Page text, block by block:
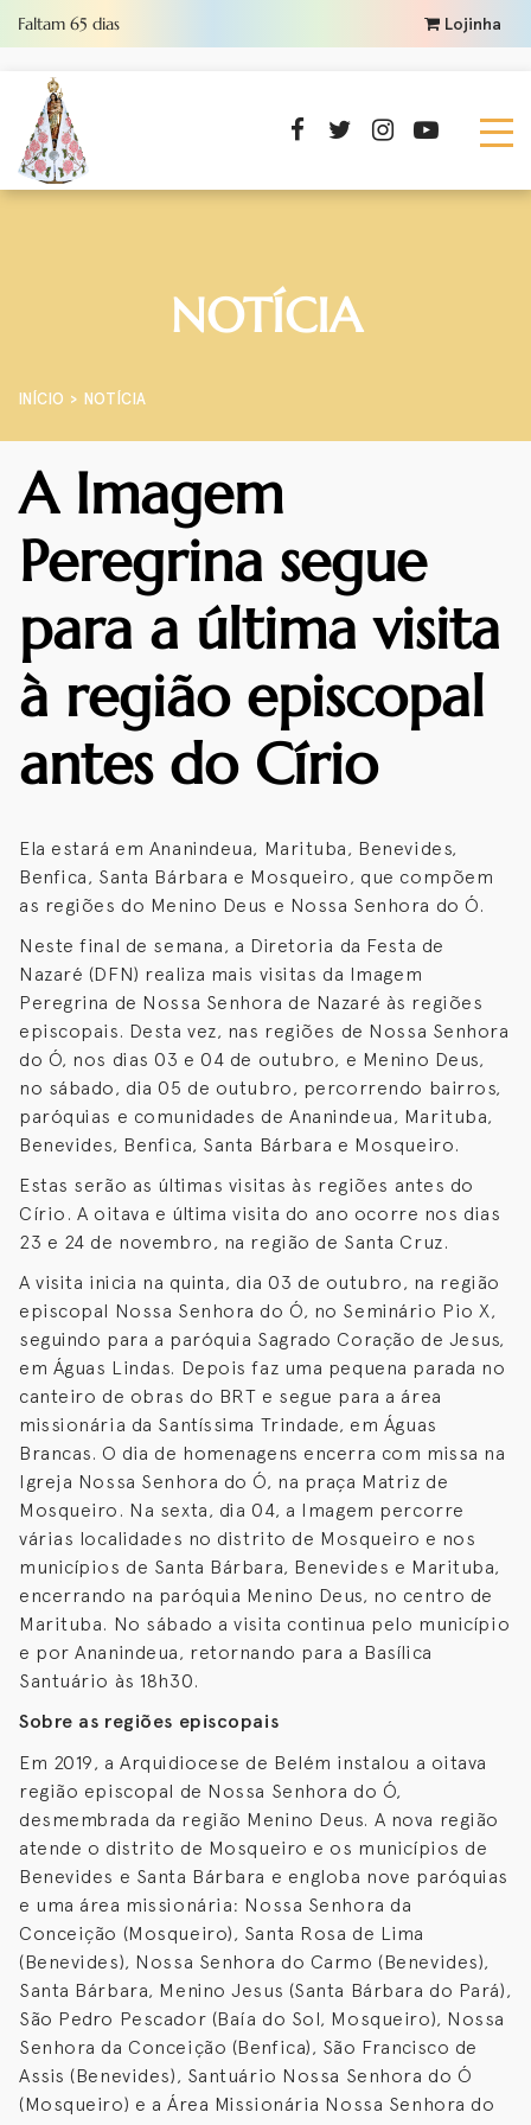
Faltam 65 dias Lojinha
NOTÍCIA
INÍCIO NOTÍCIA
A Imagem
Peregrina segue
para a última visita
à região episcopal
antes do Círio
Ela estará em Ananindeua, Marituba, Benevides,
Benfica, Santa Bárbara e Mosqueiro, que compõem
as regiões do Menino Deus e Nossa Senhora do Ó.
Neste final de semana, a Diretoria da Festa de
Nazaré (DFN) realiza mais visitas da Imagem
Peregrina de Nossa Senhora de Nazaré às regiões
episcopais. Desta vez, nas regiões de Nossa Senhora
do Ó, nos dias 03 e 04 de outubro, e Menino Deus,
no sábado, dia 05 de outubro, percorrendo bairros,
paróquias e comunidades de Ananindeua, Marituba,
Benevides, Benfica, Santa Bárbara e Mosqueiro.
Estas serão as últimas visitas às regiões antes do
Círio. A oitava e última visita do ano ocorre nos dias
23 e 24 de novembro, na região de Santa Cruz.
A visita inicia na quinta, dia 03 de outubro, na região
episcopal Nossa Senhora do Ó, no Seminário Pio X,
seguindo para a paróquia Sagrado Coração de Jesus,
em Águas Lindas. Depois faz uma pequena parada no
canteiro de obras do BRT e segue para a área
missionária da Santíssima Trindade, em Águas
Brancas. O dia de homenagens encerra com missa na
Igreja Nossa Senhora do Ó, na praça Matriz de
Mosqueiro. Na sexta, dia 04, a Imagem percorre
várias localidades no distrito de Mosqueiro e nos
municípios de Santa Bárbara, Benevides e Marituba,
encerrando na paróquia Menino Deus, no centro de
Marituba. No sábado a visita continua pelo município
e por Ananindeua, retornando para a Basílica
Santuário às 18h30.
Sobre as regiões episcopais
Em 2019, a Arquidiocese de Belém instalou a oitava
região episcopal de Nossa Senhora do Ó,
desmembrada da região Menino Deus. A nova região
atende o distrito de Mosqueiro e os municípios de
Benevides e Santa Bárbara e engloba nove paróquias
e uma área missionária: Nossa Senhora da
Conceição (Mosqueiro), Santa Rosa de Lima
(Benevides), Nossa Senhora do Carmo (Benevides),
Santa Bárbara, Menino Jesus (Santa Bárbara do Pará),
São Pedro Pescador (Baía do Sol, Mosqueiro), Nossa
Senhora da Conceição (Benfica), São Francisco de
Assis (Benevides), Santuário Nossa Senhora do Ó
(Mosqueiro) e a Área Missionária Nossa Senhora do